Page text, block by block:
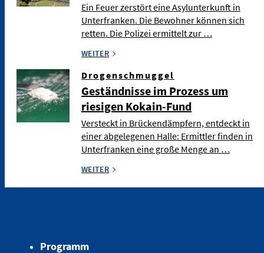
Ein Feuer zerstört eine Asylunterkunft in
Unterfranken. Die Bewohner können sich
retten. Die Polizei ermittelt zur …
WEITER
Drogenschmuggel
Geständnisse im Prozess um
riesigen Kokain-Fund
Versteckt in Brückendämpfern, entdeckt in
einer abgelegenen Halle: Ermittler finden in
Unterfranken eine große Menge an …
WEITER
Programm